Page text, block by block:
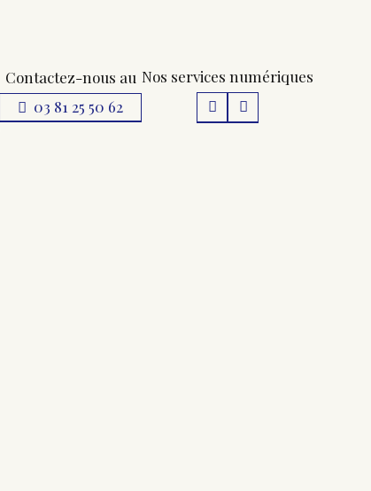
Contactez-nous au
03 81 25 50 62
Nos services numériques